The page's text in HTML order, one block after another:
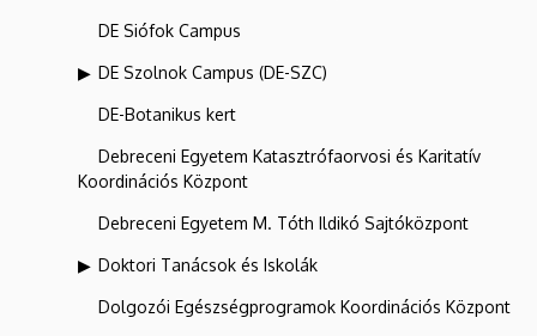
DE Siófok Campus
DE Szolnok Campus (DE-SZC)
DE-Botanikus kert
Debreceni Egyetem Katasztrófaorvosi és Karitatív
Koordinációs Központ
Debreceni Egyetem M. Tóth Ildikó Sajtóközpont
Doktori Tanácsok és Iskolák
Dolgozói Egészségprogramok Koordinációs Központ